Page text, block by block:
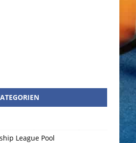
League Pool